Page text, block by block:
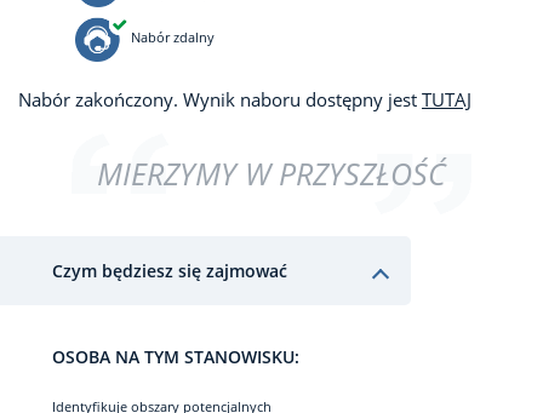
Nabór zdalny
Nabór zakończony. Wynik naboru dostępny jest TUTAJ
MIERZYMY W PRZYSZŁOŚĆ
Czym będziesz się zajmować
OSOBA NA TYM STANOWISKU:
Identyfikuje obszary potencjalnych